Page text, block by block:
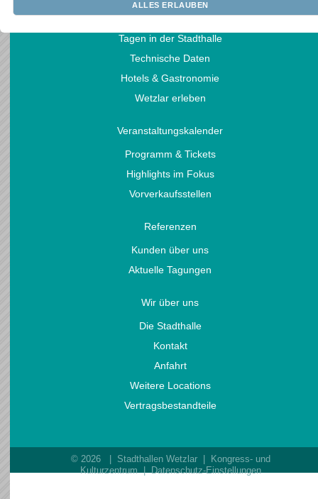
Tagungen | Kongresse
Tagen in der Stadthalle
Technische Daten
Hotels & Gastronomie
Wetzlar erleben
Veranstaltungskalender
Programm & Tickets
Highlights im Fokus
Vorverkaufsstellen
Referenzen
Kunden über uns
Aktuelle Tagungen
Wir über uns
Die Stadthalle
Kontakt
Anfahrt
Weitere Locations
Vertragsbestandteile
© 2026 | Stadthallen Wetzlar | Kongress- und
Kulturzentrum |Datenschutz-Einstellungen
ALLES ERLAUBEN